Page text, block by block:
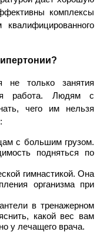
комплексы
не только занятия
работа. Людям с
чего им нельзя
с большим грузом.
подняться по
гимнастикой. Она
организма при
в тренажерном
какой вес вам
у лечащего врача.